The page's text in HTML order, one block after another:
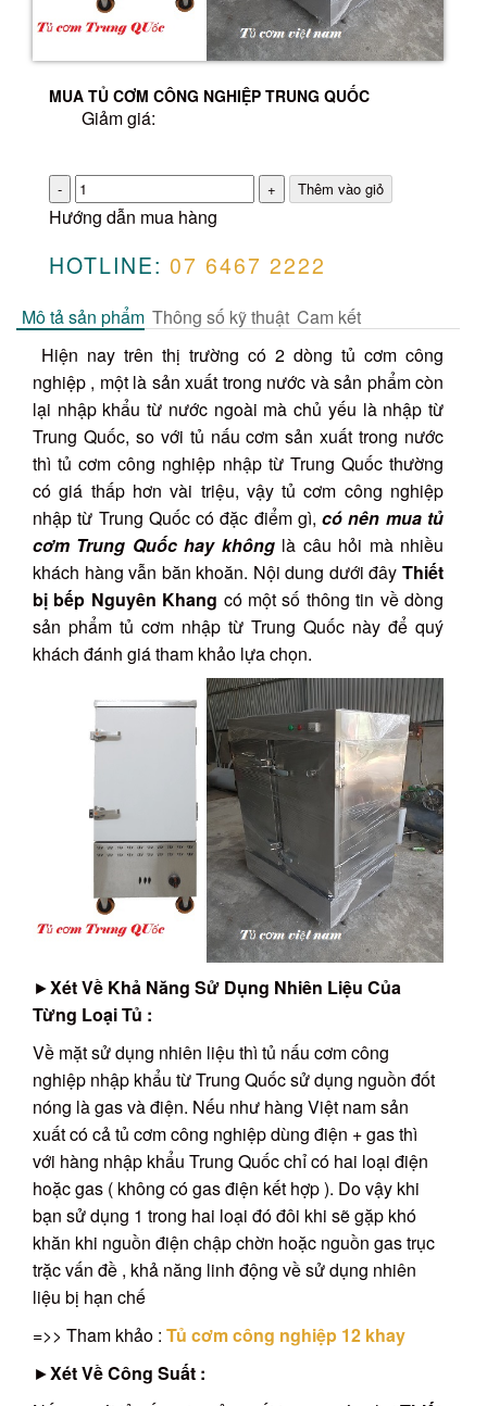
MUA TỦ CƠM CÔNG NGHIỆP TRUNG QUỐC
Giảm giá:
Số
lượng
Hướng dẫn mua hàng
HOTLINE: 07 6467 2222
Mô tả sản phẩm Thông số kỹ thuật Cam kết
Hiện nay trên thị trường có 2 dòng tủ cơm công
nghiệp , một là sản xuất trong nước và sản phẩm còn
lại nhập khẩu từ nước ngoài mà chủ yếu là nhập từ
Trung Quốc, so với tủ nấu cơm sản xuất trong nước
thì tủ cơm công nghiệp nhập từ Trung Quốc thường
có giá thấp hơn vài triệu, vậy tủ cơm công nghiệp
nhập từ Trung Quốc có đặc điểm gì,có nên mua tủ
cơm Trung Quốc hay khônglà câu hỏi mà nhiều
khách hàng vẫn băn khoăn. Nội dung dưới đây Thiết
bị bếp Nguyên Khang có một số thông tin về dòng
sản phẩm tủ cơm nhập từ Trung Quốc này để quý
khách đánh giá tham khảo lựa chọn.
►Xét Về Khả Năng Sử Dụng Nhiên Liệu Của
Từng Loại Tủ :
Về mặt sử dụng nhiên liệu thì tủ nấu cơm công
nghiệp nhập khẩu từ Trung Quốc sử dụng nguồn đốt
nóng là gas và điện. Nếu như hàng Việt nam sản
xuất có cả tủ cơm công nghiệp dùng điện + gas thì
với hàng nhập khẩu Trung Quốc chỉ có hai loại điện
hoặc gas ( không có gas điện kết hợp ). Do vậy khi
bạn sử dụng 1 trong hai loại đó đôi khi sẽ gặp khó
khăn khi nguồn điện chập chờn hoặc nguồn gas trục
trặc vấn đề , khả năng linh động về sử dụng nhiên
liệu bị hạn chế
=>> Tham khảo : Tủ cơm công nghiệp 12 khay
►Xét Về Công Suất :